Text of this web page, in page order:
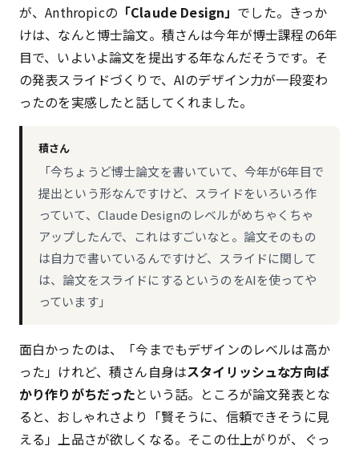
が、Anthropicの 「Claude Design」 でした。きっか
けは、なんと博士論文。積さんは今年が博士課程の6年
目で、いよいよ論文を提出する年なんだそうです。そ
の発表スライドづくりで、AIのデザイン力が一段変わ
ったのを実感したと話してくれました。
積さん
「今ちょうど博士論文を書いていて、今年が6年目で
提出という形なんですけど、スライドをいろいろ作
っていて、Claude Designのレベルがめちゃくちゃ
アップしたんで、これはすごいなと。論文そのもの
は自力で書いているんですけど、スライドに関して
は、論文をスライドにするというのをAIを使ってや
っています」
面白かったのは、「今までもデザインのレベルは高か
った」けれど、積さん自身はスタイリッシュな方向ば
かり作りがちだったという話。ところが論文発表とな
ると、おしゃれさより「賢そうに、信頼できそうに見
える」上品さが欲しくなる。そこの仕上がりが、ぐっ